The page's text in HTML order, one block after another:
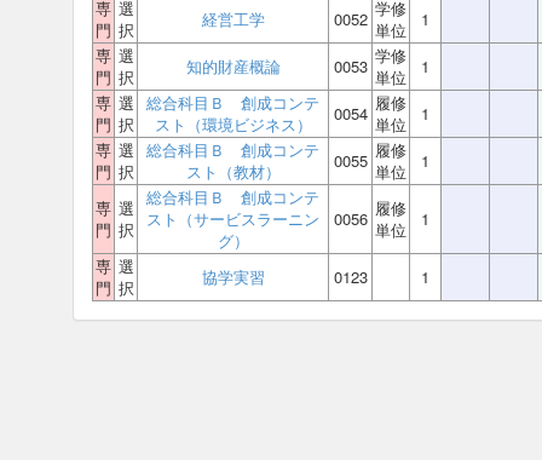
専
門
選
択
経営工学 0052 学修
単位
1
専
門
選
択
知的財産概論 0053 学修
単位
1
専
門
選
択
総合科目Ｂ 創成コンテ
スト（環境ビジネス）
0054 履修
単位
1
専
門
選
択
総合科目Ｂ 創成コンテ
スト（教材）
0055 履修
単位
1
専
門
選
択
総合科目Ｂ 創成コンテ
スト（サービスラーニン
グ）
0056 履修
単位
1
専
門
選
択
協学実習 0123 1